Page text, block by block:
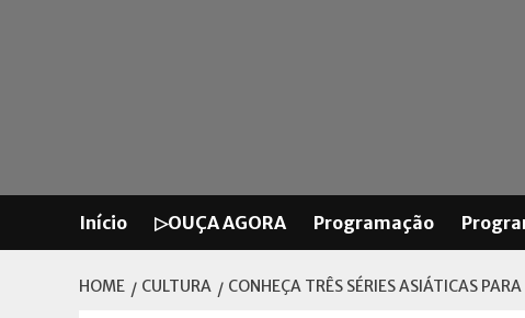
Início ▷OUÇA AGORA Programação
HOME CULTURA CONHEÇA TRÊS SÉRIES ASIÁTICAS